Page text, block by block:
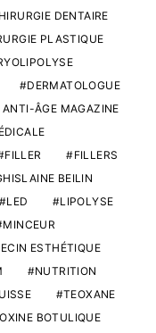
DENTAIRE
PLASTIQUE
DERMATOLOGUE
ANTI-ÂGE MAGAZINE
FILLER
FILLERS
BEILIN
LED
LIPOLYSE
MINCEUR
ESTHÉTIQUE
NUTRITION
TEOXANE
BOTULIQUE